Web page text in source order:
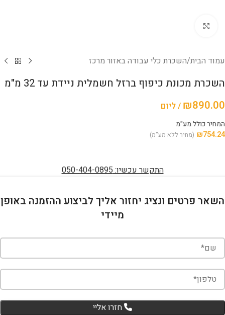
עמוד הבית/השכרת כלי עבודה באזור מרכז
השכרת מכונת כיפוף ברזל חשמלית ניידת עד 32 מ"מ
₪890.00 / ליום
המחיר כולל מע"מ
₪754.24 (מחיר ללא מע"מ)
התקשר עכשיו: 050-404-0895
השאר פרטים ונציג יחזור אליך לביצוע ההזמנה באופן
מיידי
חזרו אליי